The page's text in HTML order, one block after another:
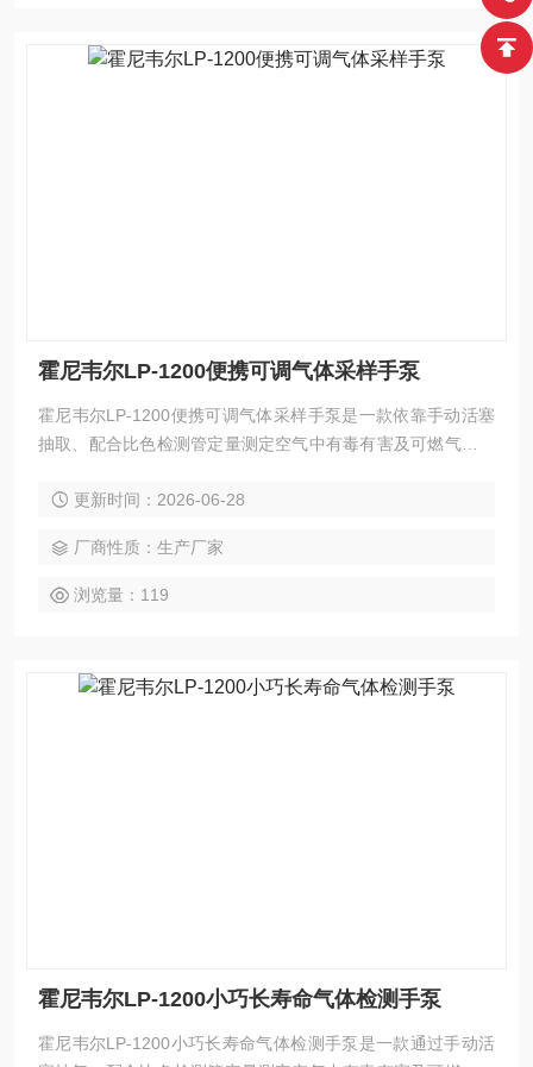
霍尼韦尔LP-1200便携可调气体采样手泵
霍尼韦尔LP-1200便携可调气体采样手泵是一款依靠手动活塞
抽取、配合比色检测管定量测定空气中有毒有害及可燃气体浓
可在50mL与100mL两档间灵活调节吸气量，适配不同检测管
口处过滤器有效阻隔玻璃碎屑与环境粉尘，保护内部密封系统
不受磨损。泵体侧面集成切管卡槽，无需借助外部工具即可折
更新时间：2026-06-28
厂商性质：生产厂家
浏览量：119
霍尼韦尔LP-1200小巧长寿命气体检测手泵
霍尼韦尔LP-1200小巧长寿命气体检测手泵是一款通过手动活